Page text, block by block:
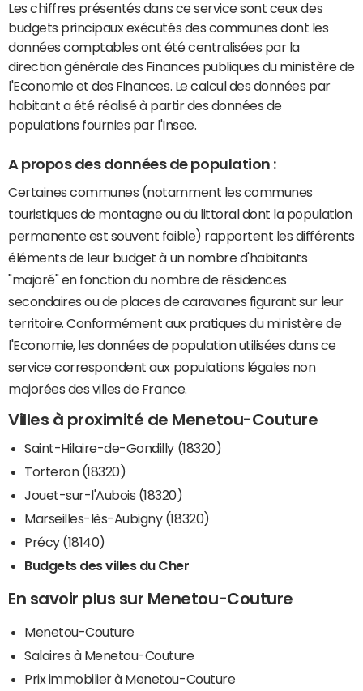
Les chiffres présentés dans ce service sont ceux des
budgets principaux exécutés des communes dont les
données comptables ont été centralisées par la
direction générale des Finances publiques du ministère de
l'Economie et des Finances. Le calcul des données par
habitant a été réalisé à partir des données de
populations fournies par l'Insee.
A propos des données de population :
Certaines communes (notamment les communes
touristiques de montagne ou du littoral dont la population
permanente est souvent faible) rapportent les différents
éléments de leur budget à un nombre d'habitants
"majoré" en fonction du nombre de résidences
secondaires ou de places de caravanes figurant sur leur
territoire. Conformément aux pratiques du ministère de
l'Economie, les données de population utilisées dans ce
service correspondent aux populations légales non
majorées des villes de France.
Villes à proximité de Menetou-Couture
Saint-Hilaire-de-Gondilly (18320)
Torteron (18320)
Jouet-sur-l'Aubois (18320)
Marseilles-lès-Aubigny (18320)
Précy (18140)
Budgets des villes du Cher
En savoir plus sur Menetou-Couture
Menetou-Couture
Salaires à Menetou-Couture
Prix immobilier à Menetou-Couture